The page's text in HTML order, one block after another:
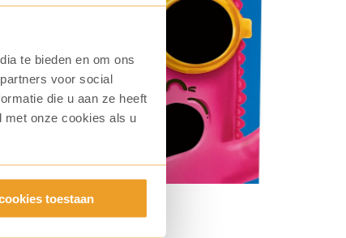
te bieden en om ons
voor social
die u aan ze heeft
met onze cookies als u
toestaan